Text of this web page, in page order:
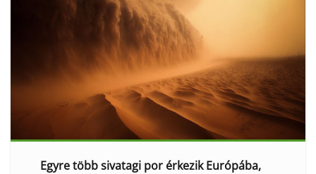
Egyre több sivatagi por érkezik Európába,